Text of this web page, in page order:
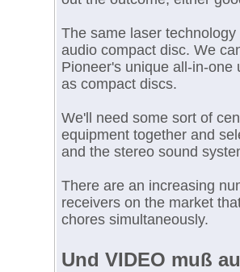
The same laser
audio compact disc. We
Pioneer's unique all-in-
as compact discs.
We'll need some sort of
equipment together and
and the stereo sound
There are an increasing
receivers on the market
chores simultaneously.
Und VIDEO muß